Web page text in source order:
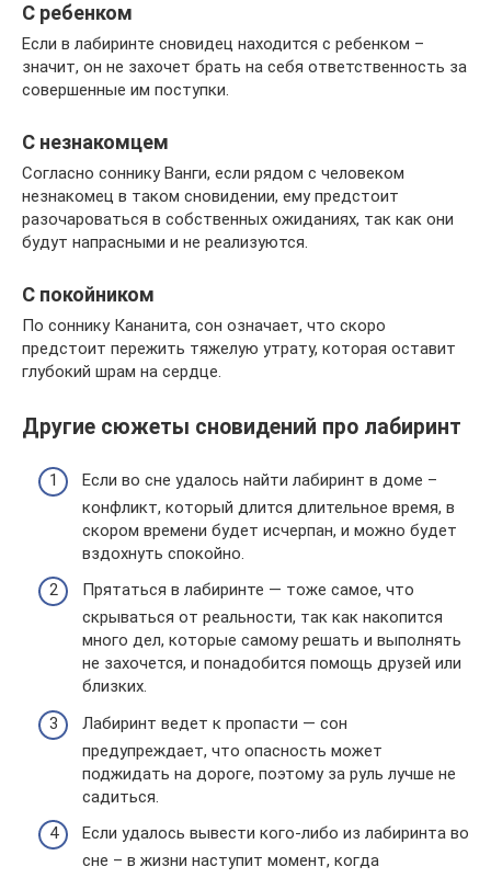
С ребенком
Если в лабиринте сновидец находится с ребенком –
значит, он не захочет брать на себя ответственность за
совершенные им поступки.
С незнакомцем
Согласно соннику Ванги, если рядом с человеком
незнакомец в таком сновидении, ему предстоит
разочароваться в собственных ожиданиях, так как они
будут напрасными и не реализуются.
С покойником
По соннику Кананита, сон означает, что скоро
предстоит пережить тяжелую утрату, которая оставит
глубокий шрам на сердце.
Другие сюжеты сновидений про лабиринт
Если во сне удалось найти лабиринт в доме –
конфликт, который длится длительное время, в
скором времени будет исчерпан, и можно будет
вздохнуть спокойно.
Прятаться в лабиринте — тоже самое, что
скрываться от реальности, так как накопится
много дел, которые самому решать и выполнять
не захочется, и понадобится помощь друзей или
близких.
Лабиринт ведет к пропасти — сон
предупреждает, что опасность может
поджидать на дороге, поэтому за руль лучше не
садиться.
Если удалось вывести кого-либо из лабиринта во
сне – в жизни наступит момент, когда